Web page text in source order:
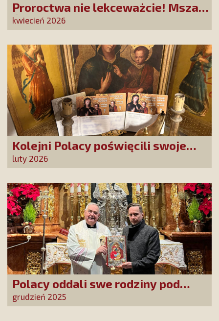
Proroctwa nie lekceważcie! Msza
Święta na Jasnej Górze –
dziękujemy za Waszą obecność!
kwiecień 2026
Kolejni Polacy poświęcili swoje
sprawy Matce Bożej Uzdrowienie
Chorych!
luty 2026
Polacy oddali swe rodziny pod
opiekę Najświętszej Rodziny!
grudzień 2025